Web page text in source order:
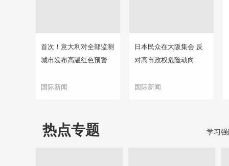
首次！意大利对全部监测
城市发布高温红色预警
国际新闻
日本民众在大阪集会 反
对高市政权危险动向
国际新闻
热点专题 学习